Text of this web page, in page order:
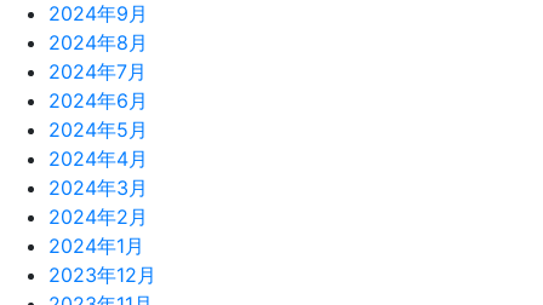
2024年9月
2024年8月
2024年7月
2024年6月
2024年5月
2024年4月
2024年3月
2024年2月
2024年1月
2023年12月